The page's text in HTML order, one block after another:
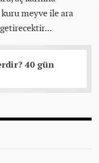
meyve ile ara
40 gün